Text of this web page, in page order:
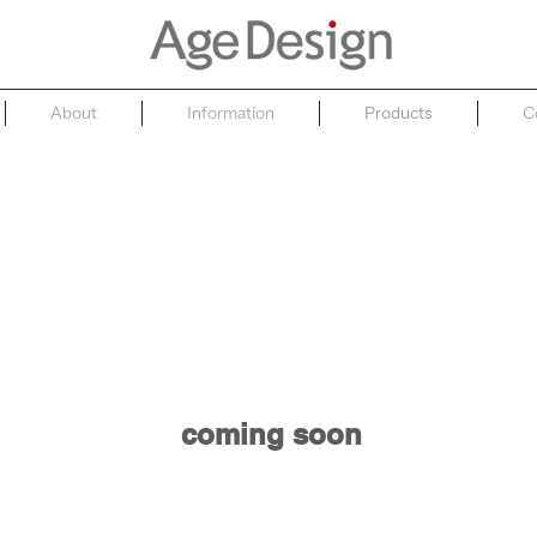
About Information Products
coming soon